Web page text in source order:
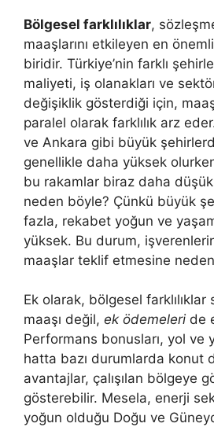
Bölgesel farklılıklar,
maaşlarını etkileyen en
biridir. Türkiye’nin farklı
maliyeti, iş olanakları ve
değişiklik gösterdiği için,
paralel olarak farklılık arz
ve Ankara gibi büyük
genellikle daha yüksek
bu rakamlar biraz daha
neden böyle? Çünkü büyük
fazla, rekabet yoğun ve
yüksek. Bu durum,
maaşlar teklif etmesine
Ek olarak, bölgesel
maaşı değil, ek ödemeleri de
Performans bonusları, yol ve
hatta bazı durumlarda konut
avantajlar, çalışılan bölgeye
gösterebilir. Mesela, enerji
yoğun olduğu Doğu ve